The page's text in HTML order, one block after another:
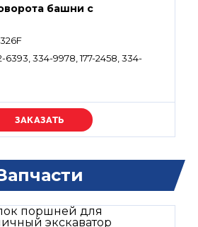
башни с
334-9978, 177-2458, 334-
Уточняйте цену